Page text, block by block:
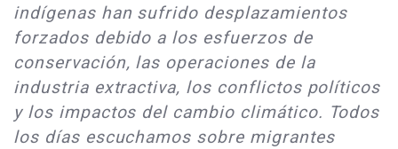
indígenas han sufrido desplazamientos
forzados debido a los esfuerzos de
conservación, las operaciones de la
industria extractiva, los conflictos políticos
y los impactos del cambio climático. Todos
los días escuchamos sobre migrantes